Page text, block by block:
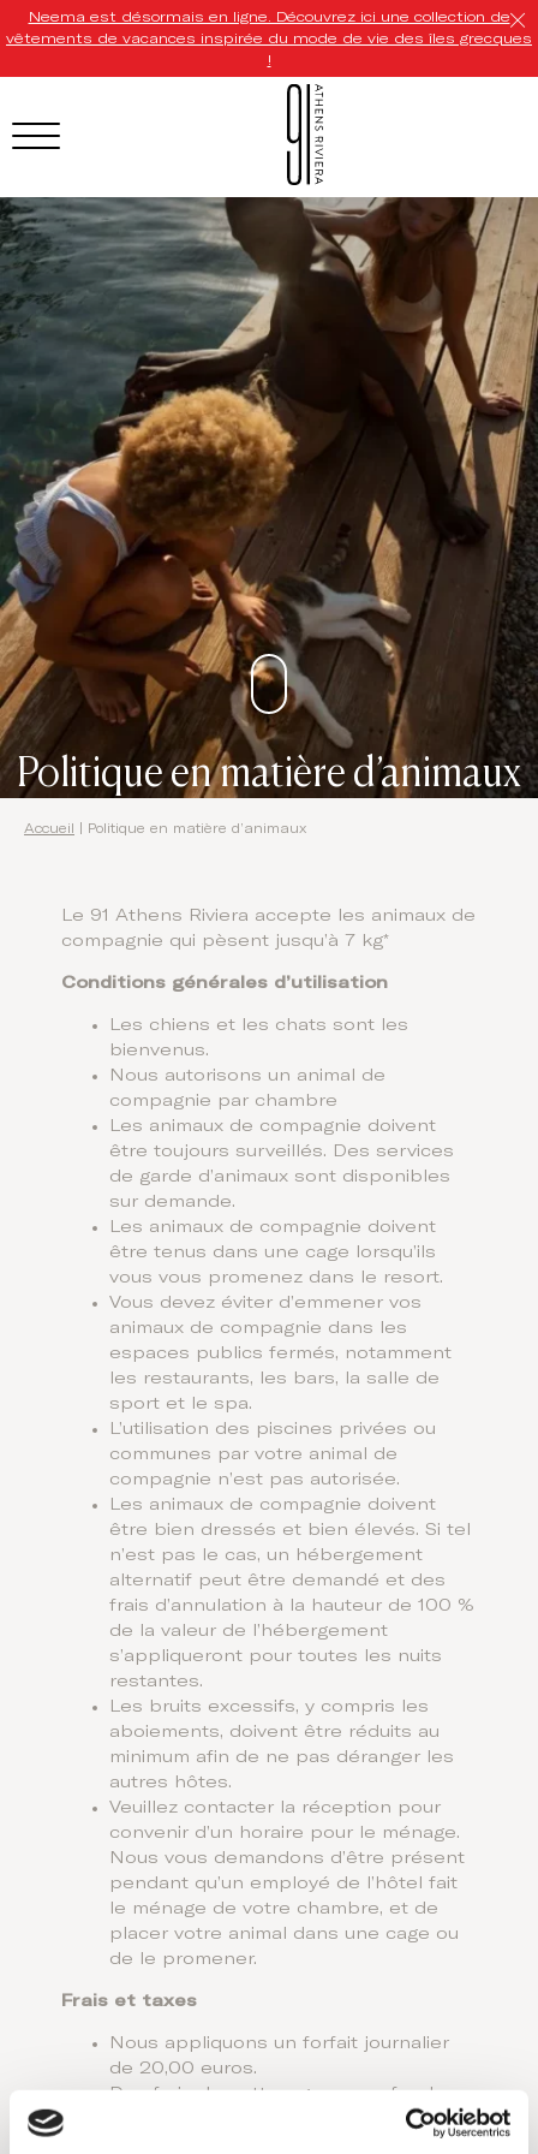
Neema est désormais en ligne. Découvrez ici une collection de
vêtements de vacances inspirée du mode de vie des îles grecques
!
HOTEL MENU
Domes Homepage
Our Resorts
Our Destinations
Our Brands
Signature Concepts
Domes Stories
Contact
Politique en matière d’animaux
Accueil Politique en matière d’animaux
Le 91 Athens Riviera accepte les animaux de
compagnie qui pèsent jusqu’à 7 kg*
Conditions générales d’utilisation
Les chiens et les chats sont les
bienvenus.
Nous autorisons un animal de
compagnie par chambre
Les animaux de compagnie doivent
être toujours surveillés. Des services
de garde d’animaux sont disponibles
sur demande.
Les animaux de compagnie doivent
être tenus dans une cage lorsqu’ils
vous vous promenez dans le resort.
Vous devez éviter d’emmener vos
animaux de compagnie dans les
espaces publics fermés, notamment
les restaurants, les bars, la salle de
sport et le spa.
L’utilisation des piscines privées ou
communes par votre animal de
compagnie n’est pas autorisée.
Les animaux de compagnie doivent
être bien dressés et bien élevés. Si tel
n’est pas le cas, un hébergement
alternatif peut être demandé et des
frais d’annulation à la hauteur de 100 %
de la valeur de l’hébergement
s’appliqueront pour toutes les nuits
restantes.
Les bruits excessifs, y compris les
aboiements, doivent être réduits au
minimum afin de ne pas déranger les
autres hôtes.
Veuillez contacter la réception pour
convenir d’un horaire pour le ménage.
Nous vous demandons d’être présent
pendant qu’un employé de l’hôtel fait
le ménage de votre chambre, et de
placer votre animal dans une cage ou
de le promener.
Frais et taxes
Nous appliquons un forfait journalier
de 20,00 euros.
Des frais de nettoyage en profondeur
non remboursables à la hauteur de